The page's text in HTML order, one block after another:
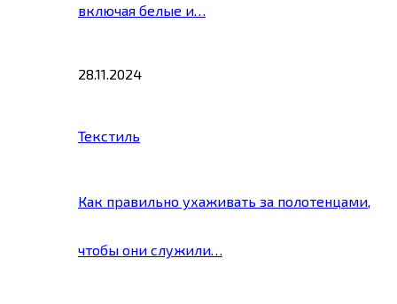
включая белые и…
28.11.2024
Текстиль
Как правильно ухаживать за полотенцами,
чтобы они служили…